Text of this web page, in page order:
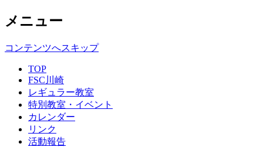
メニュー
コンテンツへスキップ
TOP
FSC川崎
レギュラー教室
特別教室・イベント
カレンダー
リンク
活動報告